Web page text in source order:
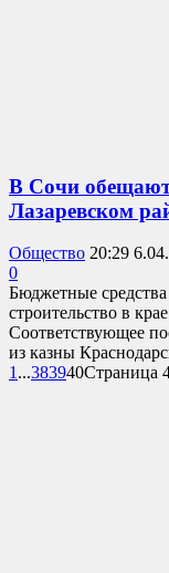
В Сочи
Лазаревском
Общество 20:29
0
Бюджетные
строительство в
Соответствующее
из казны
1 ...383940Страница